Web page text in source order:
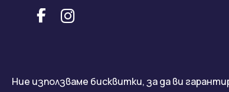
Ние използваме бисквитки, за да ви